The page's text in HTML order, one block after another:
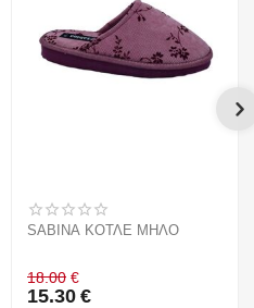
SABINA ΚΟΤΛΕ ΜΗΛΟ
18.00 €
15.30 €